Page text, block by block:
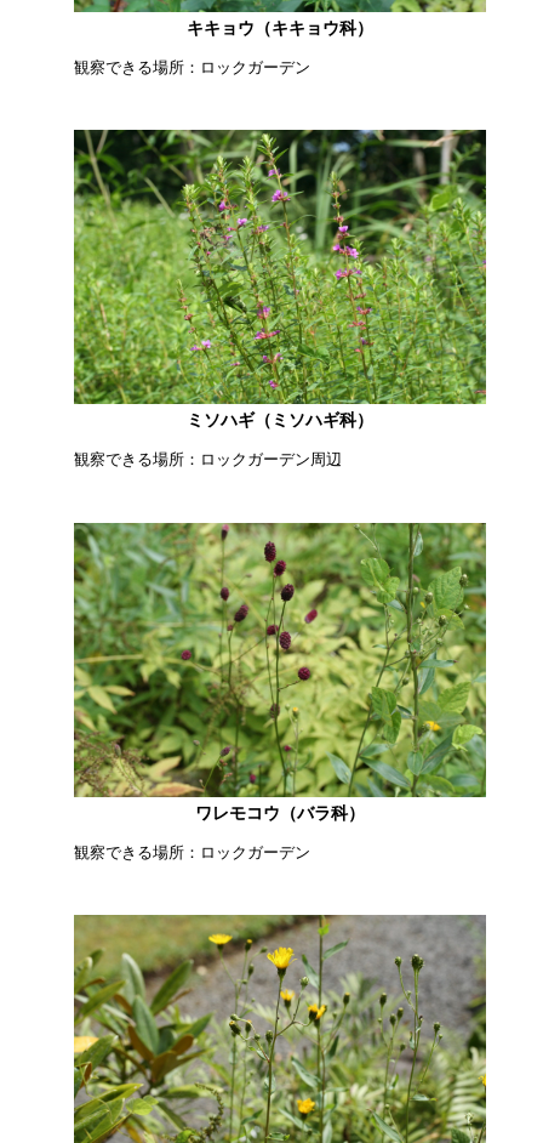
キキョウ（キキョウ科）
観察できる場所：ロックガーデン
ミソハギ（ミソハギ科）
観察できる場所：ロックガーデン周辺
ワレモコウ（バラ科）
観察できる場所：ロックガーデン